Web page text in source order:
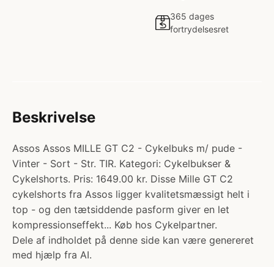
365 dages
fortrydelsesret
Beskrivelse
Assos Assos MILLE GT C2 - Cykelbuks m/ pude -
Vinter - Sort - Str. TIR. Kategori: Cykelbukser &
Cykelshorts. Pris: 1649.00 kr. Disse Mille GT C2
cykelshorts fra Assos ligger kvalitetsmæssigt helt i
top - og den tætsiddende pasform giver en let
kompressionseffekt... Køb hos Cykelpartner.
Dele af indholdet på denne side kan være genereret
med hjælp fra AI.